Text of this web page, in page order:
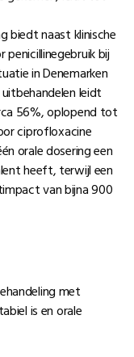
biedt naast klinische
bij
in Denemarken
leidt
56%, oplopend tot
ciprofloxacine
orale dosering een
heeft, terwijl een
van bijna 900
met
is en orale